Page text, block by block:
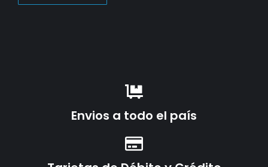
Envios a todo el país